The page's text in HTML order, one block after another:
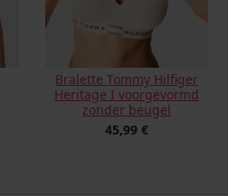
Bralette Tommy Hilfiger
Heritage I voorgevormd
zonder beugel
45,99 €